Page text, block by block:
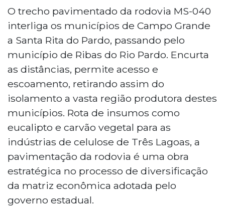
O trecho pavimentado da rodovia MS-040
interliga os municípios de Campo Grande
a Santa Rita do Pardo, passando pelo
município de Ribas do Rio Pardo. Encurta
as distâncias, permite acesso e
escoamento, retirando assim do
isolamento a vasta região produtora destes
municípios. Rota de insumos como
eucalipto e carvão vegetal para as
indústrias de celulose de Três Lagoas, a
pavimentação da rodovia é uma obra
estratégica no processo de diversificação
da matriz econômica adotada pelo
governo estadual.